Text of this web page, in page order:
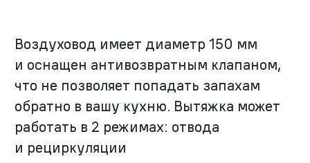
Воздуховод имеет диаметр 150 мм
и оснащен антивозвратным клапаном,
что не позволяет попадать запахам
обратно в вашу кухню. Вытяжка может
работать в 2 режимах: отвода
и рециркуляции